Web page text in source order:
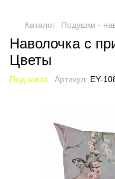
Каталог Подушки -
Наволочка с
Цветы
Под заказ Артикул: EY-